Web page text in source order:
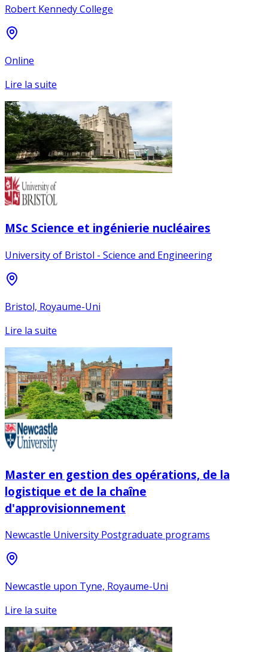
Robert Kennedy College
Online
Lire la suite
MSc Science et ingénierie nucléaires
University of Bristol - Science and Engineering
Bristol, Royaume-Uni
Lire la suite
Master en gestion des opérations, de la
logistique et de la chaîne
d'approvisionnement
Newcastle University Postgraduate programs
Newcastle upon Tyne, Royaume-Uni
Lire la suite